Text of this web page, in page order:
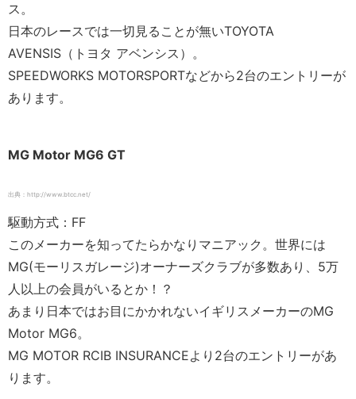
ス。
日本のレースでは一切見ることが無いTOYOTA
AVENSIS（トヨタ アベンシス）。
SPEEDWORKS MOTORSPORTなどから2台のエントリーが
あります。
MG Motor MG6 GT
出典：http://www.btcc.net/
駆動方式：FF
このメーカーを知ってたらかなりマニアック。世界には
MG(モーリスガレージ)オーナーズクラブが多数あり、5万
人以上の会員がいるとか！？
あまり日本ではお目にかかれないイギリスメーカーのMG
Motor MG6。
MG MOTOR RCIB INSURANCEより2台のエントリーがあ
ります。